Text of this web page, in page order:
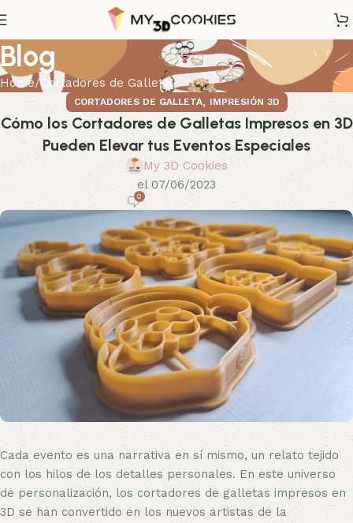
Blog
Home Cortadores de Galleta
CORTADORES DE GALLETA, IMPRESIÓN 3D
Cómo los Cortadores de Galletas Impresos en 3D
Pueden Elevar tus Eventos Especiales
My 3D Cookies
el 07/06/2023
0
Cada evento es una narrativa en sí mismo, un relato tejido
con los hilos de los detalles personales. En este universo
de personalización, los cortadores de galletas impresos en
3D se han convertido en los nuevos artistas de la